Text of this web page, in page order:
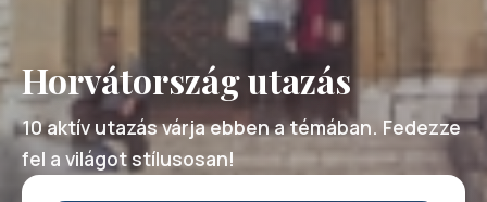
Horvátország utazás
10 aktív utazás várja ebben a témában. Fedezze
fel a világot stílusosan!